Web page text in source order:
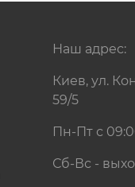
Наш адрес:
Киев, ул.
59/5
Пн-Пт с
Сб-Вс -